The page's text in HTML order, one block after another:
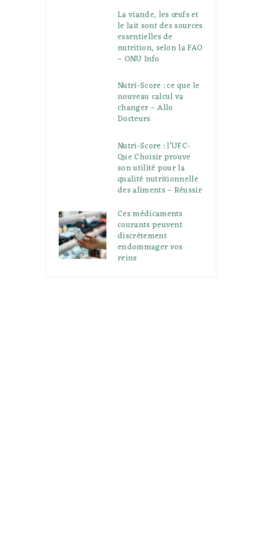
La viande, les œufs et
le lait sont des sources
essentielles de
nutrition, selon la FAO
– ONU Info
Nutri-Score : ce que le
nouveau calcul va
changer – Allo
Docteurs
Nutri-Score : l’UFC-
Que Choisir prouve
son utilité pour la
qualité nutritionnelle
des aliments – Réussir
Ces médicaments
courants peuvent
discrètement
endommager vos
reins